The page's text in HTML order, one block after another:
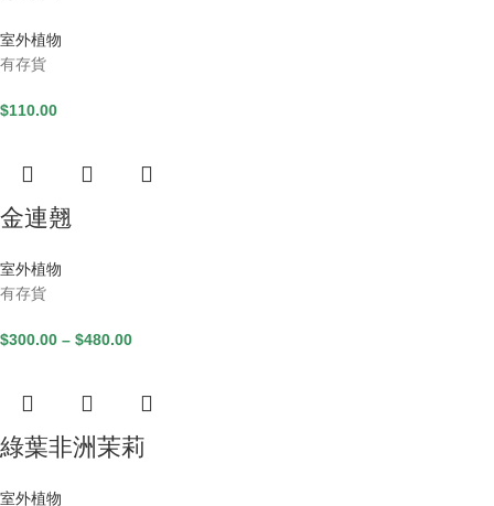
室外植物
有存貨
$110.00
金連翹
室外植物
有存貨
$300.00 – $480.00
綠葉非洲茉莉
室外植物